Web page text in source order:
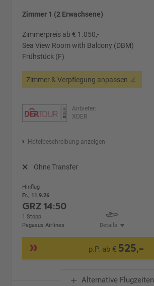
Zimmer 1 (2 Erwachsene)
Zimmerpreis ab € 1.050,-
Sea View Room with Balcony (DBM)
Frühstück (F)
Zimmer & Verpflegung anpassen
Anbieter:
XDER
Hotelbeschreibung anzeigen
Ohne Transfer
Hinflug
Fr., 11.9.26
GRZ14:50
1 Stopp
Pegasus Airlines
Details
p.P. ab € 525,-
Alternative Flugzeiten